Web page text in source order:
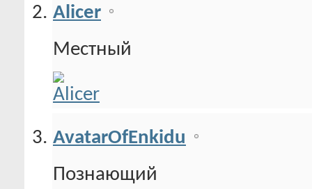
Alicer
Местный
AvatarOfEnkidu
Познающий